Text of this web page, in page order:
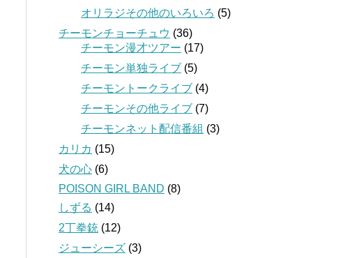
オリラジその他のいろいろ (5)
チーモンチョーチュウ (36)
チーモン漫才ツアー (17)
チーモン単独ライブ (5)
チーモントークライブ (4)
チーモンその他ライブ (7)
チーモンネット配信番組 (3)
カリカ (15)
犬の心 (6)
POISON GIRL BAND (8)
しずる (14)
2丁拳銃 (12)
ジューシーズ (3)